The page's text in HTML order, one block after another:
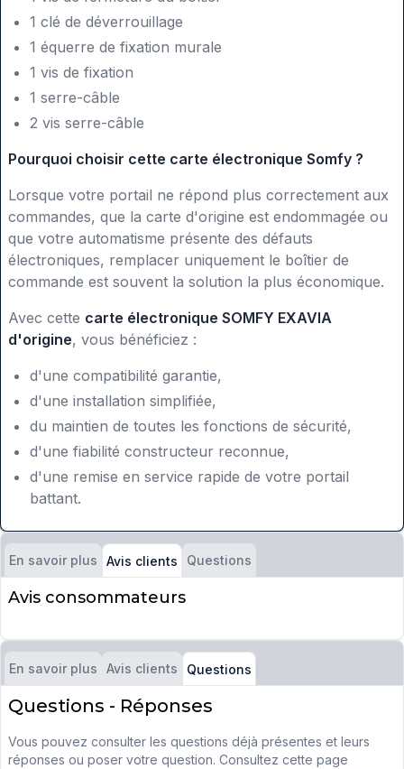
1 clé de déverrouillage
1 équerre de fixation murale
1 vis de fixation
1 serre-câble
2 vis serre-câble
Pourquoi choisir cette carte électronique Somfy ?
Lorsque votre portail ne répond plus correctement aux
commandes, que la carte d'origine est endommagée ou
que votre automatisme présente des défauts
électroniques, remplacer uniquement le boîtier de
commande est souvent la solution la plus économique.
Avec cette carte électronique SOMFY EXAVIA
d'origine, vous bénéficiez :
d'une compatibilité garantie,
d'une installation simplifiée,
du maintien de toutes les fonctions de sécurité,
d'une fiabilité constructeur reconnue,
d'une remise en service rapide de votre portail
battant.
En savoir plus Avis clients Questions
Avis consommateurs
En savoir plus Avis clients Questions
Questions - Réponses
Vous pouvez consulter les questions déjà présentes et leurs
réponses ou poser votre question. Consultez cette page